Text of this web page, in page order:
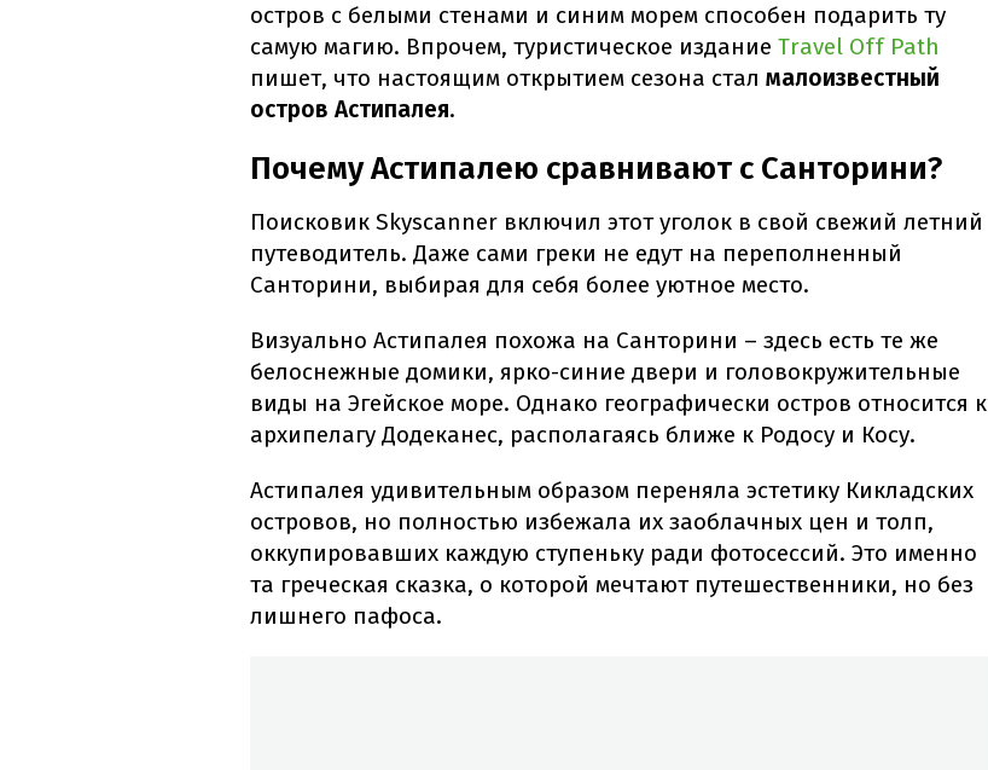
остров с белыми стенами и синим морем способен подарить ту
самую магию. Впрочем, туристическое издание Travel Off Path
пишет, что настоящим открытием сезона стал малоизвестный
остров Астипалея.
Почему Астипалею сравнивают с Санторини?
Поисковик Skyscanner включил этот уголок в свой свежий летний
путеводитель. Даже сами греки не едут на переполненный
Санторини, выбирая для себя более уютное место.
Визуально Астипалея похожа на Санторини – здесь есть те же
белоснежные домики, ярко-синие двери и головокружительные
виды на Эгейское море. Однако географически остров относится к
архипелагу Додеканес, располагаясь ближе к Родосу и Косу.
Астипалея удивительным образом переняла эстетику Кикладских
островов, но полностью избежала их заоблачных цен и толп,
оккупировавших каждую ступеньку ради фотосессий. Это именно
та греческая сказка, о которой мечтают путешественники, но без
лишнего пафоса.